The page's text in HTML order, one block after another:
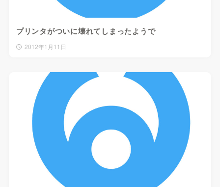
プリンタがついに壊れてしまったようで
2012年1月11日